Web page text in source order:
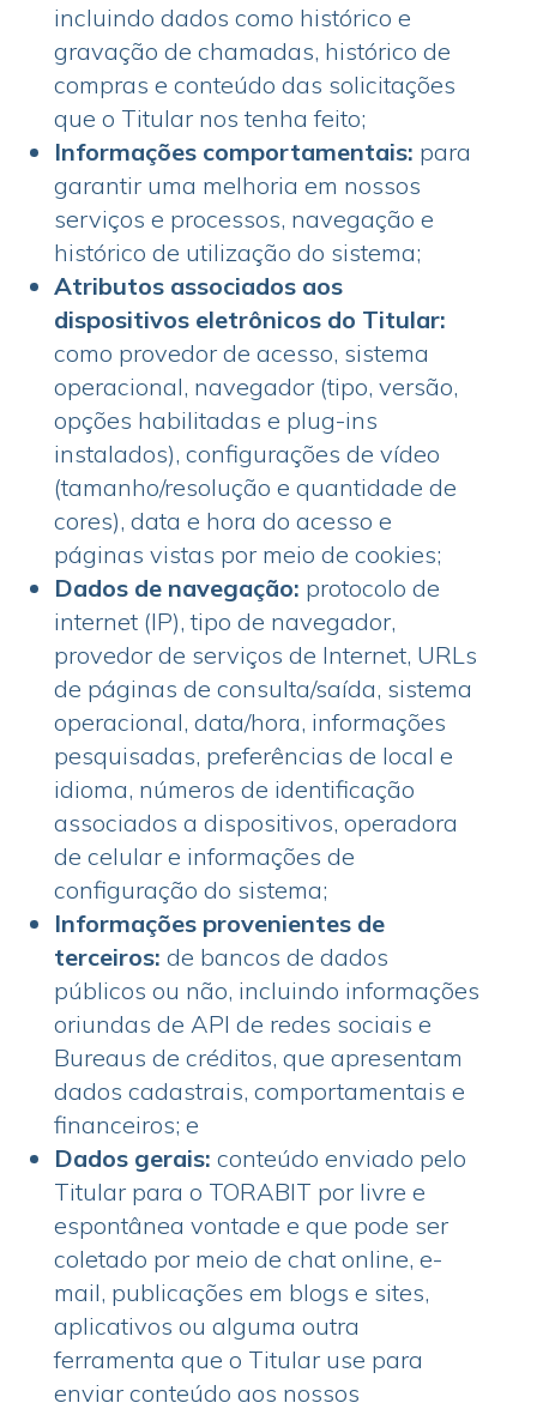
incluindo dados como histórico e
gravação de chamadas, histórico de
compras e conteúdo das solicitações
que o Titular nos tenha feito;
Informações comportamentais: para
garantir uma melhoria em nossos
serviços e processos, navegação e
histórico de utilização do sistema;
Atributos associados aos
dispositivos eletrônicos do Titular:
como provedor de acesso, sistema
operacional, navegador (tipo, versão,
opções habilitadas e plug-ins
instalados), configurações de vídeo
(tamanho/resolução e quantidade de
cores), data e hora do acesso e
páginas vistas por meio de cookies;
Dados de navegação: protocolo de
internet (IP), tipo de navegador,
provedor de serviços de Internet, URLs
de páginas de consulta/saída, sistema
operacional, data/hora, informações
pesquisadas, preferências de local e
idioma, números de identificação
associados a dispositivos, operadora
de celular e informações de
configuração do sistema;
Informações provenientes de
terceiros: de bancos de dados
públicos ou não, incluindo informações
oriundas de API de redes sociais e
Bureaus de créditos, que apresentam
dados cadastrais, comportamentais e
financeiros; e
Dados gerais: conteúdo enviado pelo
Titular para o TORABIT por livre e
espontânea vontade e que pode ser
coletado por meio de chat online, e-
mail, publicações em blogs e sites,
aplicativos ou alguma outra
ferramenta que o Titular use para
enviar conteúdo aos nossos